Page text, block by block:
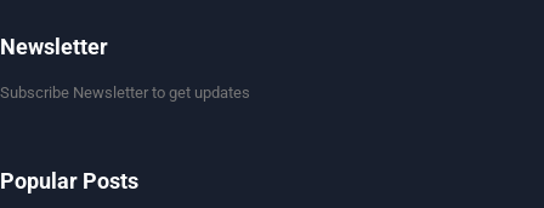
Newsletter
Subscribe Newsletter to get updates
Popular Posts